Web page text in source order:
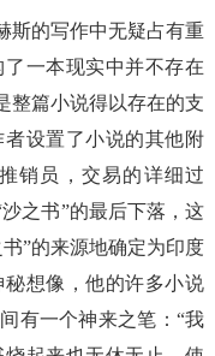
斯的写作中无疑占有重
一本现实中并不存在
整篇小说得以存在的支
设置了小说的其他附
销员，交易的详细过
之书”的最后下落，这
”的来源地确定为印度
想像，他的许多小说
有一个神来之笔：“我